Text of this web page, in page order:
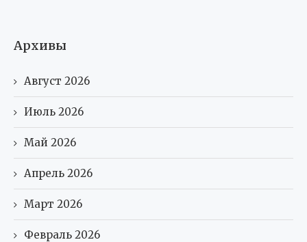
Архивы
Август 2026
Июль 2026
Май 2026
Апрель 2026
Март 2026
Февраль 2026